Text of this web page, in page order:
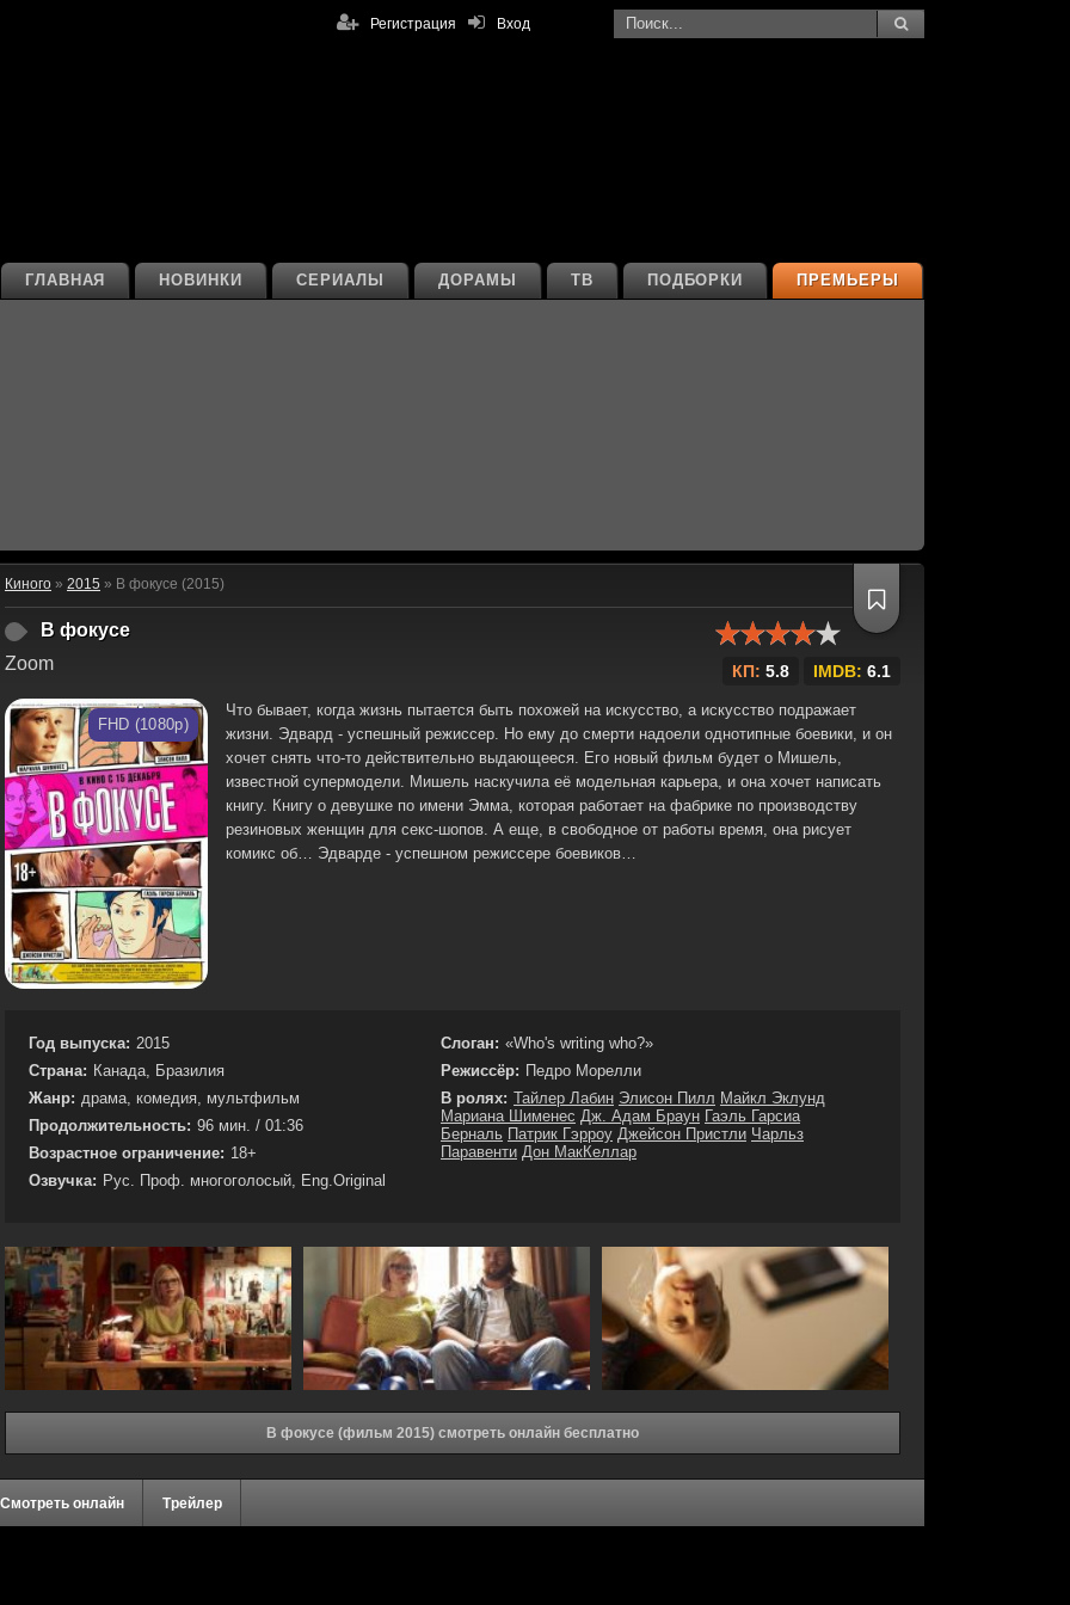
Вход
Регистрация
ПРЕМЬЕРЫ
ПОДБОРКИ
ТВ
ДОРАМЫ
СЕРИАЛЫ
НОВИНКИ
ГЛАВНАЯ
Киного » 2015 » В фокусе (2015)
В фокусе
Zoom
КП: 5.8 IMDB: 6.1
FHD (1080p)
Что бывает, когда жизнь пытается быть похожей на искусство, а искусство подражает
жизни. Эдвард - успешный режиссер. Но ему до смерти надоели однотипные боевики, и он
хочет снять что-то действительно выдающееся. Его новый фильм будет о Мишель,
известной супермодели. Мишель наскучила её модельная карьера, и она хочет написать
книгу. Книгу о девушке по имени Эмма, которая работает на фабрике по производству
резиновых женщин для секс-шопов. А еще, в свободное от работы время, она рисует
комикс об… Эдварде - успешном режиссере боевиков…
Год выпуска: 2015
Страна: Канада, Бразилия
Жанр: драма, комедия, мультфильм
Продолжительность: 96 мин. / 01:36
Возрастное ограничение: 18+
Озвучка: Рус. Проф. многоголосый, Eng.Original
Слоган: «Who's writing who?»
Режиссёр: Педро Морелли
В ролях: Тайлер Лабин Элисон Пилл Майкл Эклунд
Мариана Шименес Дж. Адам Браун Гаэль Гарсиа
Берналь Патрик Гэрроу Джейсон Пристли Чарльз
Паравенти Дон МакКеллар
В фокусе (фильм 2015) смотреть онлайн бесплатно
Смотреть онлайн Трейлер